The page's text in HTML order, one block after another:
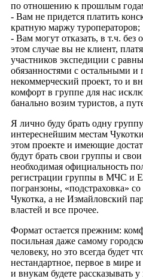
по отношению к прошлым
- Вам не придется платить
кратную маржу туроператоров;
- Вам могут отказать, в т.ч.
этом случае вы не клиент,
участников экспедиции с
обязанностями с остальными и
некоммерческий проект, то и
комфорт в группе для нас
банально возим туристов, а
Я лично буду брать одну
интереснейшим местам
этом проекте и имеющие
будут брать свои группы и
необходимая официальность
регистрации группы в МЧС и
погранзоны, «подстраховка»
Чукотка, а не Измайловский
властей и все прочее.
Формат остается прежним:
посильная даже самому
человеку, но это всегда будет
нестандартное, первое в мире
и внукам будете рассказывать